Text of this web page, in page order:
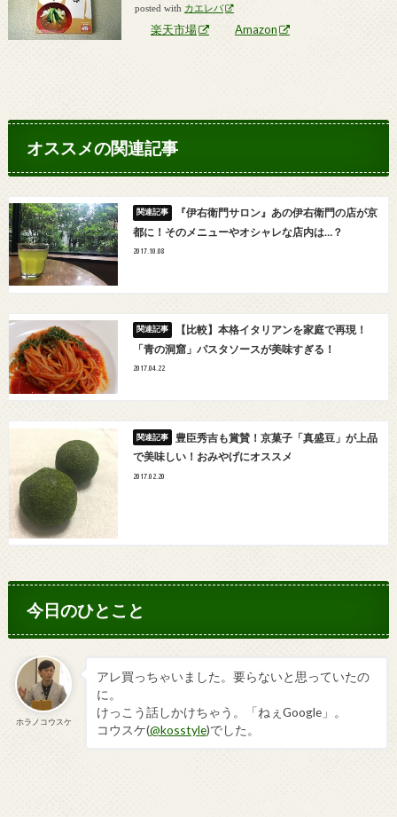
posted with カエレバ
楽天市場 Amazon
オススメの関連記事
『伊右衛門サロン』あの伊右衛門の店が京
都に！そのメニューやオシャレな店内は…？
2017.10.08
【比較】本格イタリアンを家庭で再現！
「青の洞窟」パスタソースが美味すぎる！
2017.04.22
豊臣秀吉も賞賛！京菓子「真盛豆」が上品
で美味しい！おみやげにオススメ
2017.02.20
今日のひとこと
ホラノコウスケ
アレ買っちゃいました。要らないと思っていたの
に。
けっこう話しかけちゃう。「ねぇGoogle」。
コウスケ(@kosstyle)でした。